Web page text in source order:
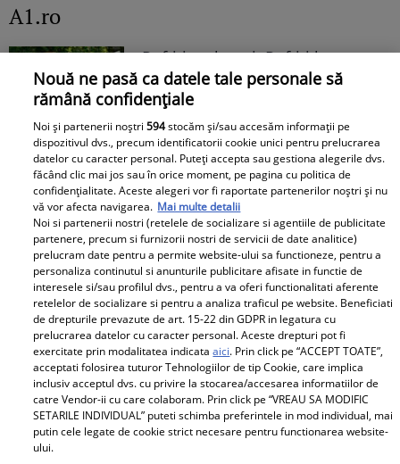
A1.ro
Poftiți pe la noi: Poftiți la
întrecere. Mirela Vaida și
Adriana Trandafir, în centrul
atenției după provocarea lui Nea
Mărin
Nouă ne pasă ca datele tale personale să
rămână confidențiale
Noi și partenerii noștri594stocăm și/sau accesăm informații pe
dispozitivul dvs., precum identificatorii cookie unici pentru prelucrarea
datelor cu caracter personal. Puteți accepta sau gestiona alegerile dvs.
făcând clic mai jos sau în orice moment, pe pagina cu politica de
confidențialitate. Aceste alegeri vor fi raportate partenerilor noștri și nu
vă vor afecta navigarea. Mai multe detalii
Noi si partenerii nostri (retelele de socializare si agentiile de publicitate
partenere, precum si furnizorii nostri de servicii de date analitice)
prelucram date pentru a permite website-ului sa functioneze, pentru a
personaliza continutul si anunturile publicitare afisate in functie de
interesele si/sau profilul dvs., pentru a va oferi functionalitati aferente
retelelor de socializare si pentru a analiza traficul pe website. Beneficiati
de drepturile prevazute de art. 15-22 din GDPR in legatura cu
prelucrarea datelor cu caracter personal. Aceste drepturi pot fi
exercitate prin modalitatea indicataaici. Prin click pe “ACCEPT TOATE”,
acceptati folosirea tuturor Tehnologiilor de tip Cookie, care implica
inclusiv acceptul dvs. cu privire la stocarea/accesarea informatiilor de
catre Vendor-ii cu care colaboram. Prin click pe “VREAU SA MODIFIC
SETARILE INDIVIDUAL” puteti schimba preferintele in mod individual, mai
putin cele legate de cookie strict necesare pentru functionarea website-
ului.